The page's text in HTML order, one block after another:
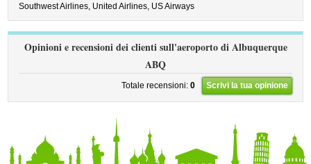
Southwest Airlines, United Airlines, US Airways
Opinioni e recensioni dei clienti sull'aeroporto di Albuquerque
ABQ
Totale recensioni: 0 Scrivi la tua opinione